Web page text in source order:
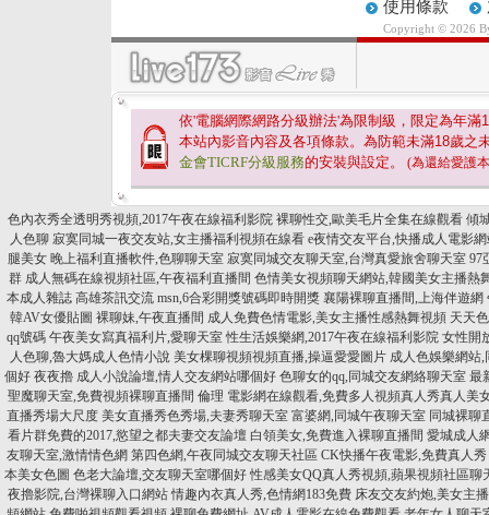
使用條款
Copyright © 2026
依'電腦網際網路分級辦法'為限制級，限定為年滿
本站內影音內容及各項條款。為防範未滿18歲之
金會TICRF分級服務的安裝與設定。 (為還給愛護
色內衣秀全透明秀視頻,2017午夜在線福利影院 裸聊性交,歐美毛片全集在線觀看 傾
人色聊 寂寞同城一夜交友站,女主播福利視頻在線看 e夜情交友平台,快播成人電影網
腿美女 晚上福利直播軟件,色聊聊天室 寂寞同城交友聊天室,台灣真愛旅舍聊天室 97
群 成人無碼在線視頻社區,午夜福利直播間 色情美女視頻聊天網站,韓國美女主播熱
本成人雜誌 高雄茶訊交流 msn,6合彩開獎號碼即時開獎 襄陽裸聊直播間,上海伴遊網
韓AV女優貼圖 裸聊妹,午夜直播間 成人免費色情電影,美女主播性感熱舞視頻 天天
qq號碼 午夜美女寫真福利片,愛聊天室 性生活娛樂網,2017午夜在線福利影院 女性開
人色聊,魯大媽成人色情小說 美女棵聊視頻視頻直播,操逼愛愛圖片 成人色娛樂網站
個好 夜夜擼 成人小說論壇,情人交友網站哪個好 色聊女的qq,同城交友網絡聊天室 最
聖魔聊天室,免費視頻裸聊直播間 倫理 電影網在線觀看,免費多人視頻真人秀真人美
直播秀場大尺度 美女直播秀色秀場,夫妻秀聊天室 富婆網,同城午夜聊天室 同城裸聊
看片群免費的2017,慾望之都夫妻交友論壇 白領美女,免費進入裸聊直播間 愛城成人
友聊天室,激情情色網 第四色網,午夜同城交友聊天社區 CK快播午夜電影,免費真人秀
本美女色圖 色老大論壇,交友聊天室哪個好 性感美女QQ真人秀視頻,蘋果視頻社區聊
夜擼影院,台灣裸聊入口網站 情趣內衣真人秀,色情網183免費 床友交友約炮,美女主